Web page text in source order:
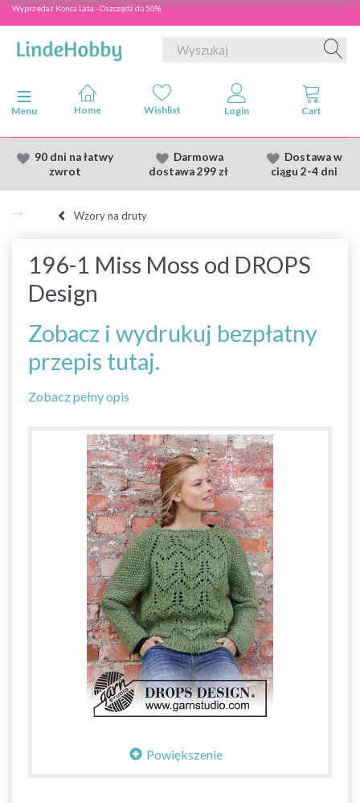
Wyprzedaż Konca Lata - Oszczędź do 50%
Przełącz nawigację
Menu
90 dni na łatwy
zwrot
Darmowa
dostawa299 zł
Dostawaw
ciągu 2-4 dni
Wzory na druty
196-1 Miss Moss od DROPS
Design
Zobacz i wydrukuj bezpłatny
przepis tutaj.
Zobacz pełny opis
Powiększenie